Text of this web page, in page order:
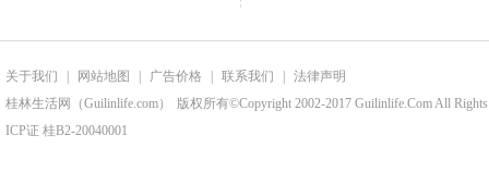
关于我们 网站地图 广告价格 联系我们
法律声明
桂林生活网（Guilinlife.com）
版权所有©Copyright 2002-2017 Guilinlife.Com All Rights
ICP证 桂B2-20040001